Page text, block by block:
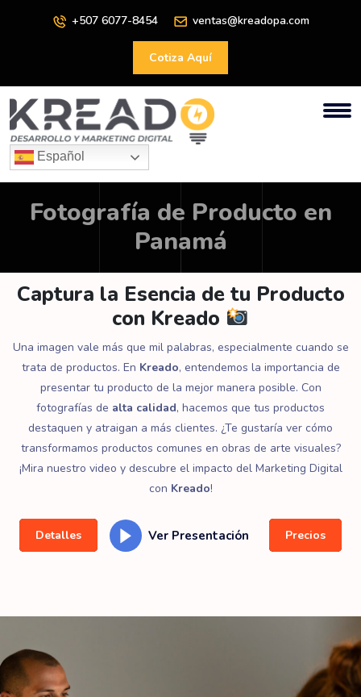
+507 6077-8454 ventas@kreadopa.com
Cotiza Aquí
Español
Fotografía de Producto en
Panamá
Captura la Esencia de tu Producto
con Kreado
Una imagen vale más que mil palabras, especialmente cuando se
trata de productos. En Kreado, entendemos la importancia de
presentar tu producto de la mejor manera posible. Con
fotografías de alta calidad, hacemos que tus productos
destaquen y atraigan a más clientes. ¿Te gustaría ver cómo
transformamos productos comunes en obras de arte visuales?
¡Mira nuestro video y descubre el impacto del Marketing Digital
con Kreado!
Detalles Ver Presentación Precios